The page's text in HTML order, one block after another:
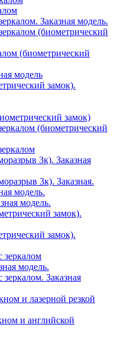
Заказная модель.
(биометрический
(биометрический
модель
замок).
замок)
(биометрический
3к). Заказная
3к). Заказная.
модель.
модель.
замок).
замок).
зеркалом
модель.
Заказная
и лазерной резкой
и английской